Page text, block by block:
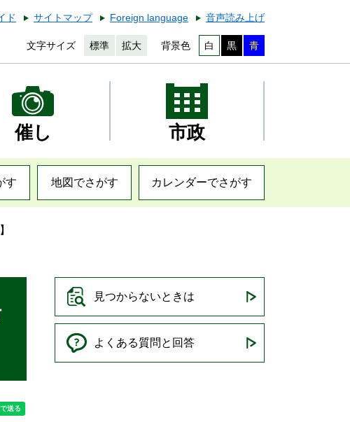
ド サイトマップ Foreign language 音声読み上げ
文字サイズ 標準 拡大 背景色 白 黒 青
催し 市政
す 地図でさがす カレンダーでさがす
見つからないときは
よくある質問と回答